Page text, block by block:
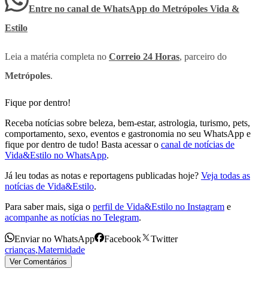
Entre no canal de WhatsApp do Metrópoles Vida &
Estilo
Leia a matéria completa no Correio 24 Horas, parceiro do
Metrópoles.
Fique por dentro!
Receba notícias sobre beleza, bem-estar, astrologia, turismo, pets,
comportamento, sexo, eventos e gastronomia no seu WhatsApp e
fique por dentro de tudo! Basta acessar o canal de notícias de
Vida&Estilo no WhatsApp.
Já leu todas as notas e reportagens publicadas hoje? Veja todas as
notícias de Vida&Estilo.
Para saber mais, siga o perfil de Vida&Estilo no Instagram e
acompanhe as notícias no Telegram.
Enviar no WhatsApp Facebook
Twitter
crianças,Maternidade
Ver Comentários